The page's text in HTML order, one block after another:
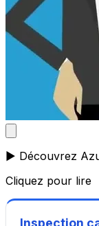
▶️ Découvrez
Cliquez pour lire
Inspection